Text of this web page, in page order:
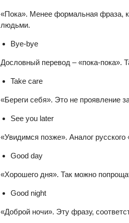
«Пока». Менее формальная фраза,
людьми.
Bye-bye
Дословный перевод – «пока-пока».
Take care
«Береги себя». Это не проявление
See you later
«Увидимся позже». Аналог русского
Good day
«Хорошего дня». Так можно
Good night
«Доброй ночи». Эту фразу,